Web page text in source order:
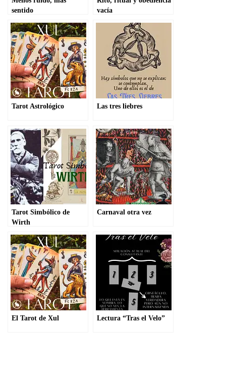
sentido
vacía
Tarot Astrológico Las tres liebres
Tarot Simbólico de
Wirth
Carnaval otra vez
El Tarot de Xul Lectura “Tras el Velo”